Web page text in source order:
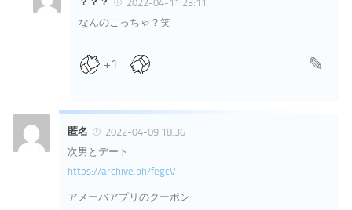
2022-04-11 23:11
なんのこっちゃ？笑
+1
匿名
2022-04-09 18:36
次男とデート
https://archive.ph/fegcV
アメーバアプリのクーポン